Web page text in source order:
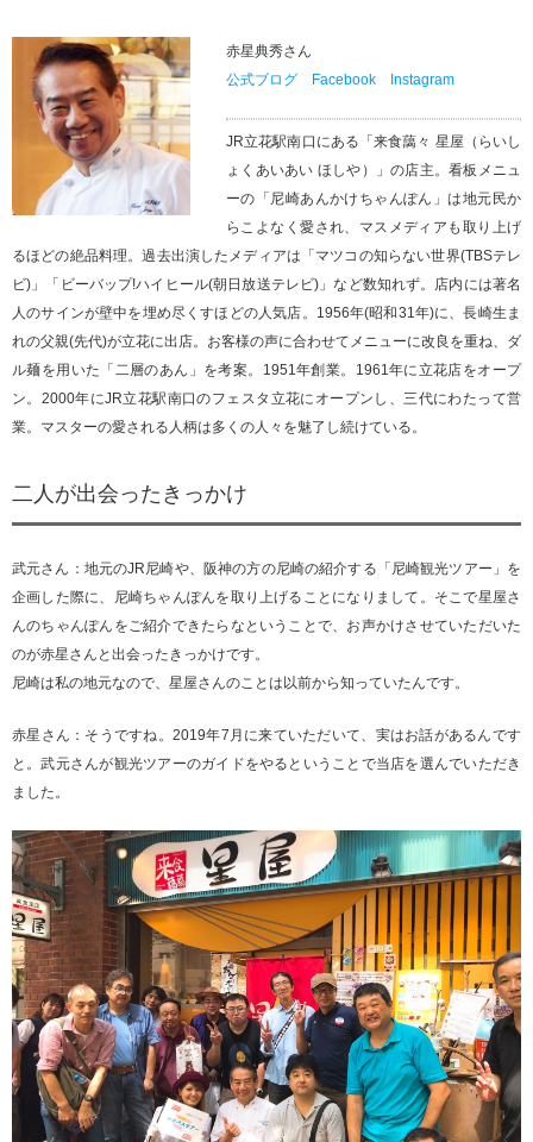
赤星典秀さん
公式ブログ
Facebook Instagram
JR立花駅南口にある「来食藹々 星屋（らいし
ょくあいあい ほしや）」の店主。看板メニュ
ーの「尼崎あんかけちゃんぽん」は地元民か
らこよなく愛され、マスメディアも取り上げ
るほどの絶品料理。過去出演したメディアは「マツコの知らない世界(TBSテレ
ビ)」「ビーバップ!ハイヒール(朝日放送テレビ)」など数知れず。店内には著名
人のサインが壁中を埋め尽くすほどの人気店。1956年(昭和31年)に、長崎生ま
れの父親(先代)が立花に出店。お客様の声に合わせてメニューに改良を重ね、ダ
ル麺を用いた「二層のあん」を考案。1951年創業。1961年に立花店をオープ
ン。2000年にJR立花駅南口のフェスタ立花にオープンし、三代にわたって営
業。マスターの愛される人柄は多くの人々を魅了し続けている。
二人が出会ったきっかけ
武元さん：地元のJR尼崎や、阪神の方の尼崎の紹介する「尼崎観光ツアー」を
企画した際に、尼崎ちゃんぽんを取り上げることになりまして。そこで星屋さ
んのちゃんぽんをご紹介できたらなということで、お声かけさせていただいた
のが赤星さんと出会ったきっかけです。
尼崎は私の地元なので、星屋さんのことは以前から知っていたんです。
赤星さん：そうですね。2019年7月に来ていただいて、実はお話があるんです
と。武元さんが観光ツアーのガイドをやるということで当店を選んでいただき
ました。